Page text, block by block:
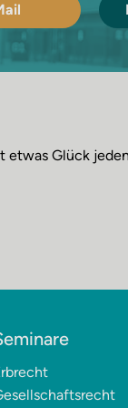
Glück